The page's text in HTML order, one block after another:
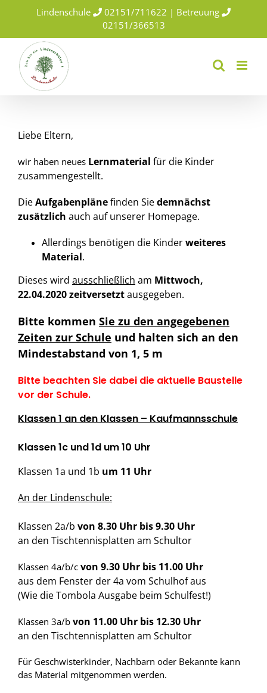
Lindenschule
02151/711622 | Betreuung
02151/366513
Liebe Eltern,
wir haben neues Lernmaterial für die Kinder
zusammengestellt.
DieAufgabenplänefinden Siedemnächst
zusätzlich auch auf unserer Homepage.
Allerdings benötigen die Kinderweiteres
Material.
Dieses wird ausschließlich am Mittwoch,
22.04.2020 zeitversetztausgegeben.
Bitte kommen Sie zu den angegebenen
Zeiten zur Schule und halten sich an den
Mindestabstand von 1, 5 m
Bitte beachten Sie dabei die aktuelle Baustelle
vor der Schule.
Klassen 1 an den Klassen – Kaufmannsschule
Klassen 1c und 1d um 10 Uhr
Klassen 1a und 1b um 11 Uhr
An der Lindenschule:
Klassen 2a/b von 8.30 Uhr bis 9.30 Uhr
an den Tischtennisplatten am Schultor
Klassen 4a/b/c von 9.30 Uhr bis 11.00 Uhr
aus dem Fenster der 4a vom Schulhof aus
(Wie die Tombola Ausgabe beim Schulfest!)
Klassen 3a/b von 11.00 Uhr bis 12.30 Uhr
an den Tischtennisplatten am Schultor
Für Geschwisterkinder, Nachbarn oder Bekannte kann
das Material mitgenommen werden.